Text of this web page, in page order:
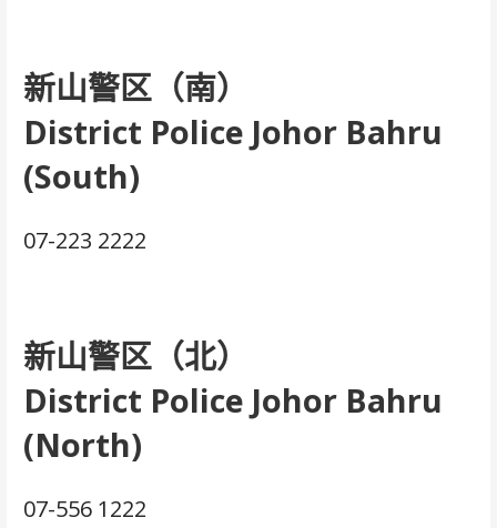
新山警区（南）
District Police Johor Bahru
(South)
07-223 2222
新山警区（北）
District Police Johor Bahru
(North)
07-556 1222